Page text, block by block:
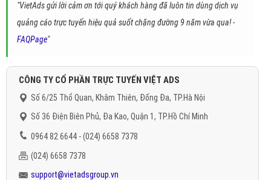
"VietAds gửi lời cảm ơn tới quý khách hàng đã luôn tin dùng dịch vụ
quảng cáo trực tuyến hiệu quả suốt chặng đường 9 năm vừa qua! -
FAQPage"
CÔNG TY CỔ PHẦN TRỰC TUYẾN VIỆT ADS
Số 6/25 Thổ Quan, Khâm Thiên, Đống Đa, TP.Hà Nội
Số 36 Điện Biên Phủ, Đa Kao, Quận 1, TP.Hồ Chí Minh
0964 82 6644 - (024) 6658 7378
(024) 6658 7378
support@vietadsgroup.vn